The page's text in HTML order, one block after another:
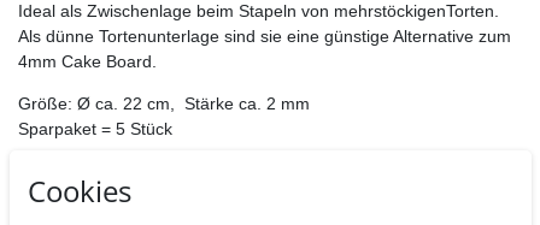
Ideal als Zwischenlage beim Stapeln von mehrstöckigenTorten.
Als dünne Tortenunterlage sind sie eine günstige Alternative zum
4mm Cake Board.
Größe: Ø ca. 22 cm, Stärke ca. 2 mm
Sparpaket = 5 Stück
Cookies